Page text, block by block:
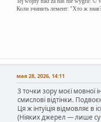
Коли зчинять лемент: "Хто ж
мая 28, 2026, 14:11
З точки зору моєї мовної
смислові відтінки.
Ця ж інтуїція відмовляє
(Ніяких джерел — лише